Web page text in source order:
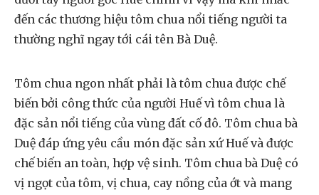
đến các thương hiệu tôm chua nổi tiếng người ta
thường nghĩ ngay tới cái tên Bà Duệ.
Tôm chua ngon nhất phải là tôm chua được chế
biến bởi công thức của người Huế vì tôm chua là
đặc sản nổi tiếng của vùng đất cố đô. Tôm chua bà
Duệ đáp ứng yêu cầu món đặc sản xứ Huế và được
chế biến an toàn, hợp vệ sinh. Tôm chua bà Duệ có
vị ngọt của tôm, vị chua, cay nồng của ớt và mang